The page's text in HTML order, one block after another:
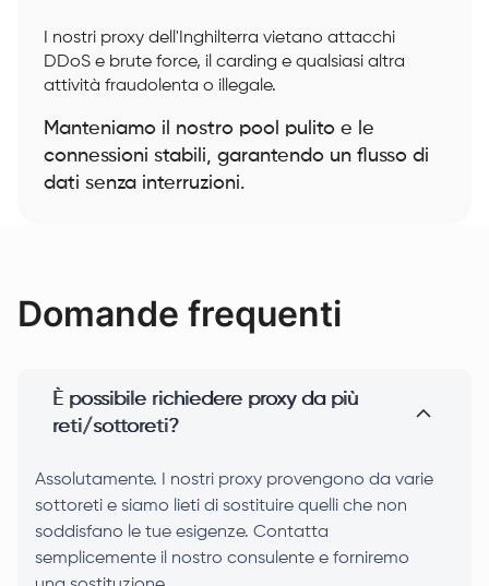
I nostri proxy dell'Inghilterra vietano attacchi
DDoS e brute force, il carding e qualsiasi altra
attività fraudolenta o illegale.
Manteniamo il nostro pool pulito e le
connessioni stabili, garantendo un flusso di
dati senza interruzioni.
Domande frequenti
È possibile richiedere proxy da più
reti/sottoreti?
Assolutamente. I nostri proxy provengono da varie
sottoreti e siamo lieti di sostituire quelli che non
soddisfano le tue esigenze. Contatta
semplicemente il nostro consulente e forniremo